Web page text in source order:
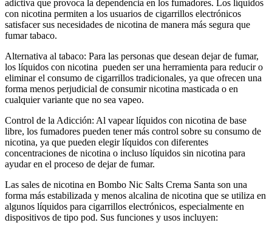
adictiva que provoca la dependencia en los fumadores. Los líquidos
con nicotina permiten a los usuarios de cigarrillos electrónicos
satisfacer sus necesidades de nicotina de manera más segura que
fumar tabaco.
Alternativa al tabaco: Para las personas que desean dejar de fumar,
los líquidos con nicotina pueden ser una herramienta para reducir o
eliminar el consumo de cigarrillos tradicionales, ya que ofrecen una
forma menos perjudicial de consumir nicotina masticada o en
cualquier variante que no sea vapeo.
Control de la Adicción: Al vapear líquidos con nicotina de base
libre, los fumadores pueden tener más control sobre su consumo de
nicotina, ya que pueden elegir líquidos con diferentes
concentraciones de nicotina o incluso líquidos sin nicotina para
ayudar en el proceso de dejar de fumar.
Las sales de nicotina en Bombo Nic Salts Crema Santa son una
forma más estabilizada y menos alcalina de nicotina que se utiliza en
algunos líquidos para cigarrillos electrónicos, especialmente en
dispositivos de tipo pod. Sus funciones y usos incluyen: